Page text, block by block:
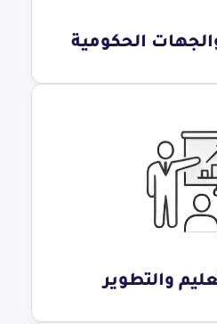
الحكومية
والتطوير